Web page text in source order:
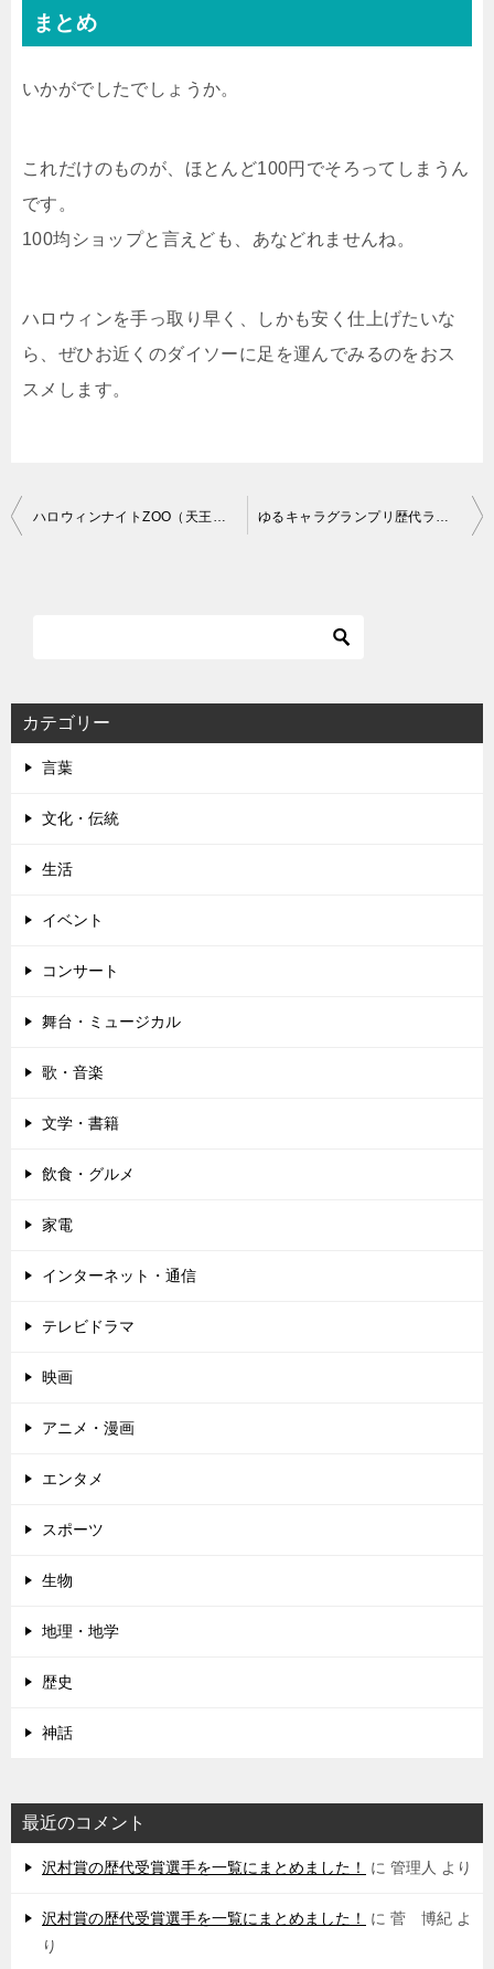
まとめ
いかがでしたでしょうか。
これだけのものが、ほとんど100円でそろってしまうん
です。
100均ショップと言えども、あなどれませんね。
ハロウィンを手っ取り早く、しかも安く仕上げたいな
ら、ぜひお近くのダイソーに足を運んでみるのをおス
スメします。
投
シ
ョ
ハロウィンナイトZOO（天王寺動物園）の楽しみ方と注意点 ゆるキャラグランプリ歴代ランキング 最下位もあわせてご紹介します
カテゴリー
言葉
文化・伝統
生活
イベント
コンサート
舞台・ミュージカル
歌・音楽
文学・書籍
飲食・グルメ
家電
インターネット・通信
テレビドラマ
映画
アニメ・漫画
エンタメ
スポーツ
生物
地理・地学
歴史
神話
最近のコメント
沢村賞の歴代受賞選手を一覧にまとめました！ に 管理人 より
沢村賞の歴代受賞選手を一覧にまとめました！ に 菅 博紀 よ
り